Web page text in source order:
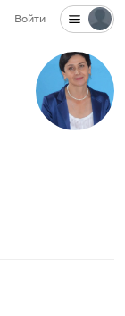
Войти